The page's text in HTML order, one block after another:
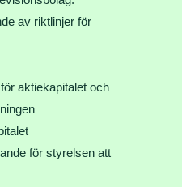
av riktlinjer för
aktiekapitalet och
för styrelsen att